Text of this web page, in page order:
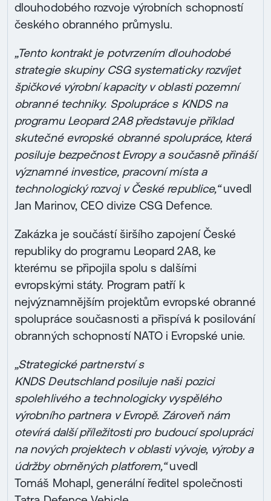
dlouhodobého rozvoje výrobních schopností
českého obranného průmyslu.
„Tento kontrakt je potvrzením dlouhodobé
strategie skupiny CSG systematicky rozvíjet
špičkové výrobní kapacity v oblasti pozemní
obranné techniky. Spolupráce s KNDS na
programu Leopard 2A8 představuje příklad
skutečné evropské obranné spolupráce, která
posiluje bezpečnost Evropy a současně přináší
významné investice, pracovní místa a
technologický rozvoj v České republice,“uvedl
Jan Marinov, CEO divize CSG Defence.
Zakázka je součástí širšího zapojení České
republiky do programu Leopard 2A8, ke
kterému se připojila spolu s dalšími
evropskými státy. Program patří k
nejvýznamnějším projektům evropské obranné
spolupráce současnosti a přispívá k posilování
obranných schopností NATO i Evropské unie.
„Strategické partnerství s
KNDS Deutschland posiluje naši pozici
spolehlivého a technologicky vyspělého
výrobního partnera v Evropě. Zároveň nám
otevírá další příležitosti pro budoucí spolupráci
na nových projektech v oblasti vývoje, výroby a
údržby obrněných platforem,“uvedl
Tomáš Mohapl, generální ředitel společnosti